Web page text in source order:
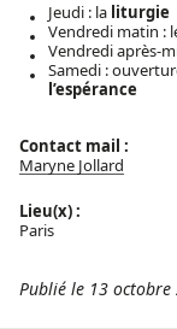
Jeudi : la liturgie
Vendredi matin :
Vendredi après-
Samedi :
l’espérance
Contact mail :
Maryne Jollard
Lieu(x) :
Paris
Publié le 13 octobre